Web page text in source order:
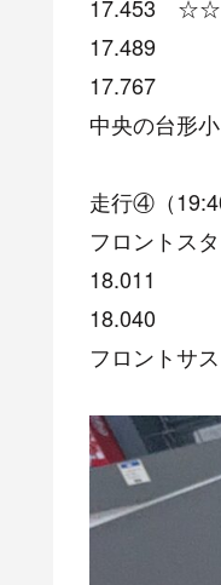
17.453 ☆☆
17.489
17.767
中央の台形
走行④（
フロントス
18.011
18.040
フロントサ